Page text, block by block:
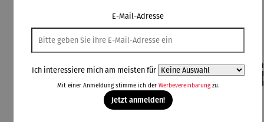
Kunden kauften auch
Derzeit vergriffen
30% gespartRabatt
E-Mail-Adresse
Ich interessiere mich am meisten für
Mit einer Anmeldung stimme ich der Werbevereinbarungzu.
Jetzt anmelden!